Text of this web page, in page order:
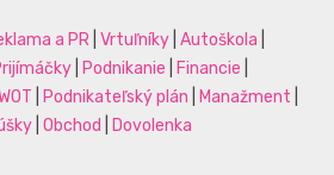
a PR Vrtuľníky Autoškola
Podnikanie Financie
Podnikateľský plán Manažment
Obchod Dovolenka